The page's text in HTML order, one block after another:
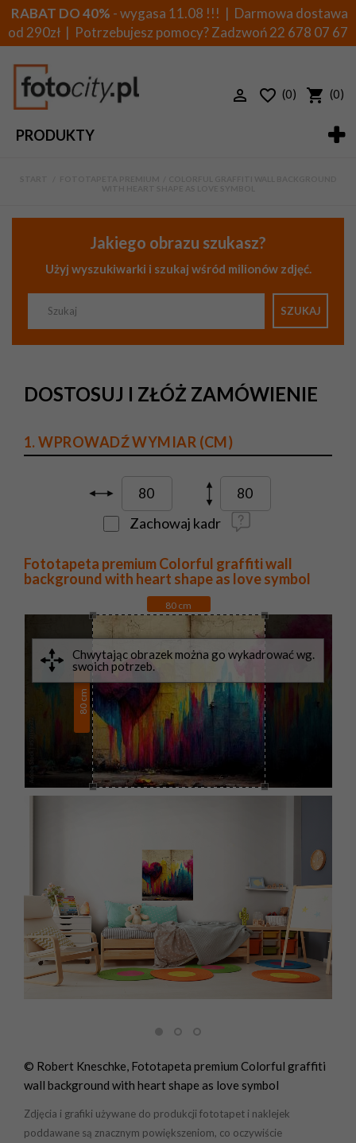
RABAT DO 40% - wygasa 11.08 !!! | Darmowa dostawa
od 290zł | Potrzebujesz pomocy? Zadzwoń22 678 07 67
PRODUKTY
(0) (0)
Jakiego obrazu szukasz?
Użyj wyszukiwarki i szukaj wśród milionów zdjęć.
SZUKAJ
Fototapeta premium Colorful graffiti wall
background with heart shape as love symbol
80 cm
80
cm
© Robert Kneschke, Fototapeta premium Colorful graffiti
wall background with heart shape as love symbol
Zdjęcia i grafiki używane do produkcji fototapet i naklejek
poddawane są znacznym powiększeniom, co oczywiście
DOSTOSUJ I ZŁÓŻ ZAMÓWIENIE
1. WPROWADŹ WYMIAR (CM)
Zachowaj kadr